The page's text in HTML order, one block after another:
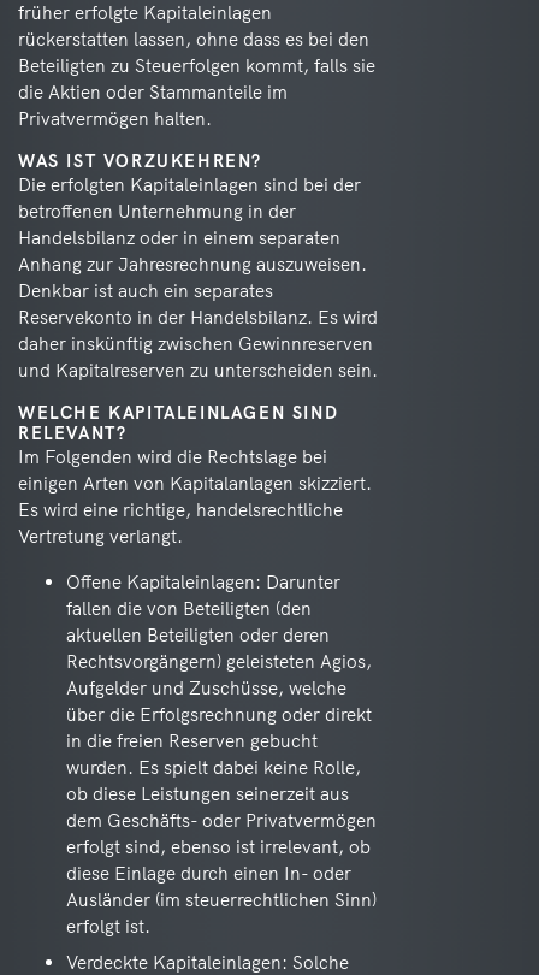
früher erfolgte Kapitaleinlagen
rückerstatten lassen, ohne dass es bei den
Beteiligten zu Steuerfolgen kommt, falls sie
die Aktien oder Stammanteile im
Privatvermögen halten.
WAS IST VORZUKEHREN?
Die erfolgten Kapitaleinlagen sind bei der
betroffenen Unternehmung in der
Handelsbilanz oder in einem separaten
Anhang zur Jahresrechnung auszuweisen.
Denkbar ist auch ein separates
Reservekonto in der Handelsbilanz. Es wird
daher inskünftig zwischen Gewinnreserven
und Kapitalreserven zu unterscheiden sein.
WELCHE KAPITALEINLAGEN SIND
RELEVANT?
Im Folgenden wird die Rechtslage bei
einigen Arten von Kapitalanlagen skizziert.
Es wird eine richtige, handelsrechtliche
Vertretung verlangt.
Offene Kapitaleinlagen: Darunter
fallen die von Beteiligten (den
aktuellen Beteiligten oder deren
Rechtsvorgängern) geleisteten Agios,
Aufgelder und Zuschüsse, welche
über die Erfolgsrechnung oder direkt
in die freien Reserven gebucht
wurden. Es spielt dabei keine Rolle,
ob diese Leistungen seinerzeit aus
dem Geschäfts- oder Privatvermögen
erfolgt sind, ebenso ist irrelevant, ob
diese Einlage durch einen In- oder
Ausländer (im steuerrechtlichen Sinn)
erfolgt ist.
Verdeckte Kapitaleinlagen: Solche